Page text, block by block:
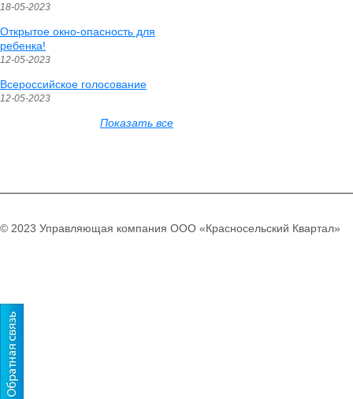
18-05-2023
Открытое окно-опасность для
ребенка!
12-05-2023
Всероссийское голосование
12-05-2023
Показать все
© 2023 Управляющая компания ООО «Красносельский Квартал»